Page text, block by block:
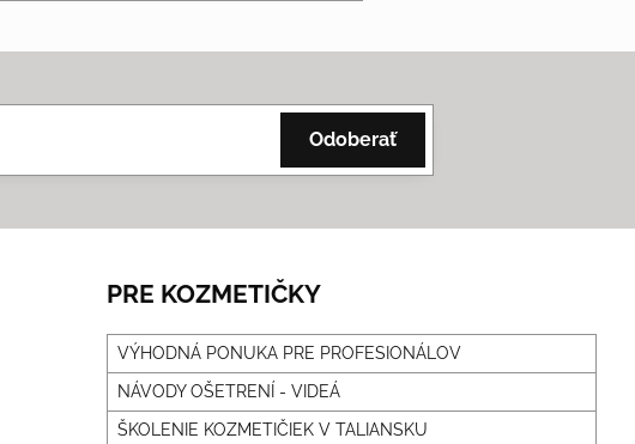
Odoberať
PRE KOZMETIČKY
VÝHODNÁ PONUKA PRE PROFESIONÁLOV
NÁVODY OŠETRENÍ - VIDEÁ
ŠKOLENIE KOZMETIČIEK V TALIANSKU